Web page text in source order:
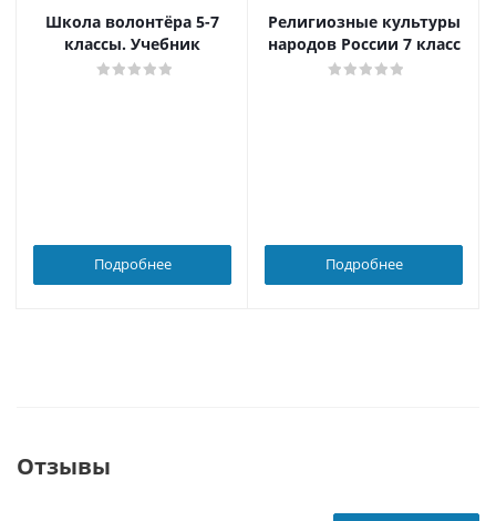
Школа волонтёра 5-7
классы. Учебник
Подробнее
Религиозные культуры
народов России 7 класс
Подробнее
Отзывы